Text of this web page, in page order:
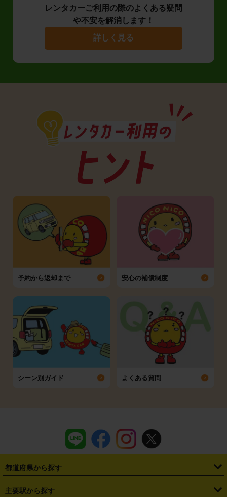
レンタカーご利用の際のよくある疑問
や不安を解消します！
詳しく見る
予約から返却まで 安心の補償制度
シーン別ガイド よくある質問
都道府県から探す
・ 北海道 ・
主要駅から探す